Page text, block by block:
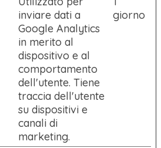
inviare dati a
Google Analytics
in merito al
dispositivo e al
comportamento
dell'utente. Tiene
traccia dell'utente
su dispositivi e
canali di
marketing.
giorno